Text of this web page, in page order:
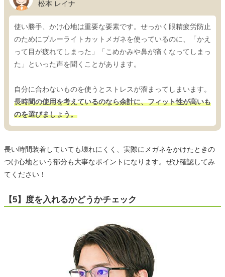
松本 レイナ
使い勝手、かけ心地は重要な要素です。せっかく眼精疲労防止
のためにブルーライトカットメガネを使っているのに、「かえ
って目が疲れてしまった」「こめかみや鼻が痛くなってしまっ
た」といった声を聞くことがあります。
自分に合わないものを使うとストレスが溜まってしまいます。
長時間の使用を考えているのなら余計に、フィット性が高いも
のを選びましょう。
長い時間装着していても壊れにくく、実際にメガネをかけたときの
つけ心地という部分も大事なポイントになります。ぜひ確認してみ
てください！
【5】度を入れるかどうかチェック